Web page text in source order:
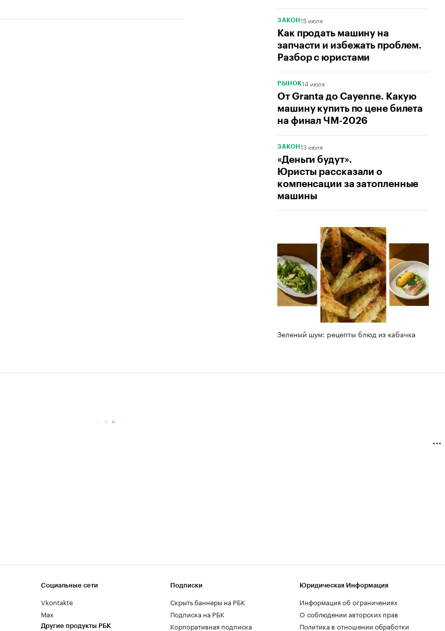
ЗАКОН 15 июля
Как продать машину на
запчасти и избежать проблем.
Разбор с юристами
РЫНОК14 июля
От Granta до Cayenne. Какую
машину купить по цене билета
на финал ЧМ-2026
ЗАКОН 13 июля
«Деньги будут».
Юристы рассказали о
компенсации за затопленные
машины
Зеленый шум: рецепты блюд из кабачка
Социальные сети
Vkontakte
Max
Другие продукты РБК
Подписки
Скрыть баннеры на РБК
Подписка на РБК
Корпоративная подписка
Юридическая Информация
Информация об ограничениях
О соблюдении авторских прав
Политика в отношении обработки